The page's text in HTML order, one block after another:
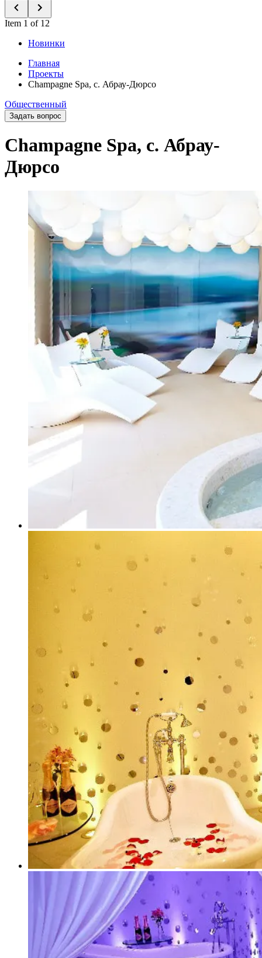
Item 1 of 12
Новинки
Главная
Проекты
Champagne Spa, с. Абрау-Дюрсо
Общественный
Задать вопрос
Champagne Spa, с. Абрау-
Дюрсо